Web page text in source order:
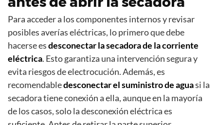
Para acceder a los componentes internos y revisar
posibles averías eléctricas, lo primero que debe
hacerse esdesconectar la secadora de la corriente
eléctrica. Esto garantiza una intervención segura y
evita riesgos de electrocución. Además, es
recomendabledesconectar el suministro de aguasi la
secadora tiene conexión a ella, aunque en la mayoría
de los casos, solo la desconexión eléctrica es